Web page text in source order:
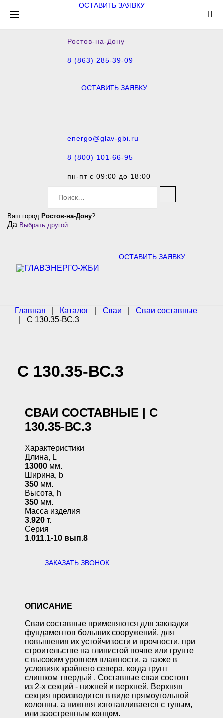
ОСТАВИТЬ ЗАЯВКУ
Ростов-на-Дону
8 (863) 285-39-09
8 (800) 101-66-95
energo@glav-gbi.ru
пн-пт с 09:00 до 18:00
ОСТАВИТЬ ЗАЯВКУ
r
c
:
Ваш город Ростов-на-Дону?
Да Выбрать другой
ОСТАВИТЬ ЗАЯВКУ
Главная Каталог Сваи
Сваи составные
С 130.35-ВС.3
С 130.35-ВС.3
СВАИ СОСТАВНЫЕ | С
130.35-ВС.3
Характеристики
Длина, L
13000 мм.
Ширина, b
350 мм.
Высота, h
350 мм.
Масса изделия
3.920 т.
Серия
1.011.1-10 вып.8
ЗАКАЗАТЬ ЗВОНОК
ОПИСАНИЕ
Сваи составные применяются для закладки
фундаментов больших сооружений, для
повышения их устойчивости и прочности, при
строительстве на глинистой почве или грунте
с высоким уровнем влажности, а также в
условиях крайнего севера, когда грунт
слишком твердый . Составные сваи состоят
из 2-х секций - нижней и верхней. Верхняя
секция производится в виде прямоугольной
колонны, а нижняя изготавливается с тупым,
или заостренным концом.